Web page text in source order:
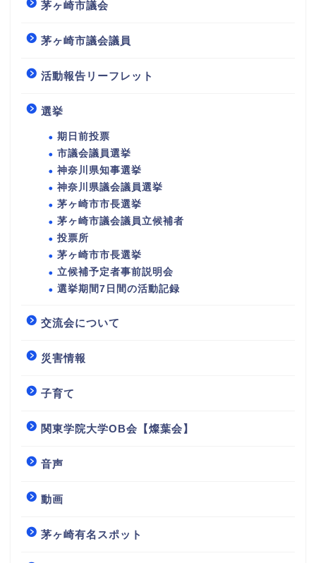
茅ヶ崎市議会
茅ヶ崎市議会議員
活動報告リーフレット
選挙
期日前投票
市議会議員選挙
神奈川県知事選挙
神奈川県議会議員選挙
茅ヶ崎市市長選挙
茅ヶ崎市議会議員立候補者
投票所
茅ヶ崎市市長選挙
立候補予定者事前説明会
選挙期間7日間の活動記録
交流会について
災害情報
子育て
関東学院大学OB会【燦葉会】
音声
動画
茅ヶ崎有名スポット